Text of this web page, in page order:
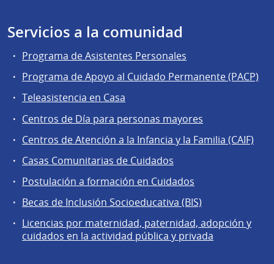
Servicios a la comunidad
Programa de Asistentes Personales
Programa de Apoyo al Cuidado Permanente (PACP)
Teleasistencia en Casa
Centros de Día para personas mayores
Centros de Atención a la Infancia y la Familia (CAIF)
Casas Comunitarias de Cuidados
Postulación a formación en Cuidados
Becas de Inclusión Socioeducativa (BIS)
Licencias por maternidad, paternidad, adopción y
cuidados en la actividad pública y privada